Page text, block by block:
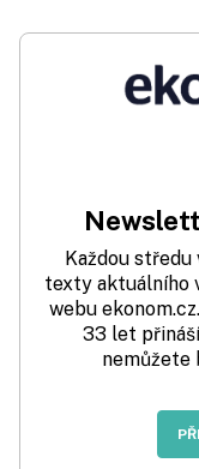
Každou středu
texty aktuálního
webu
33 let
nemůžete